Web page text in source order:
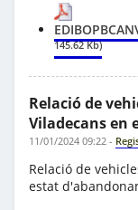
145.62 Kb)
Relació de
Viladecans en
11/01/2024 09:22 -
Relació de
estat